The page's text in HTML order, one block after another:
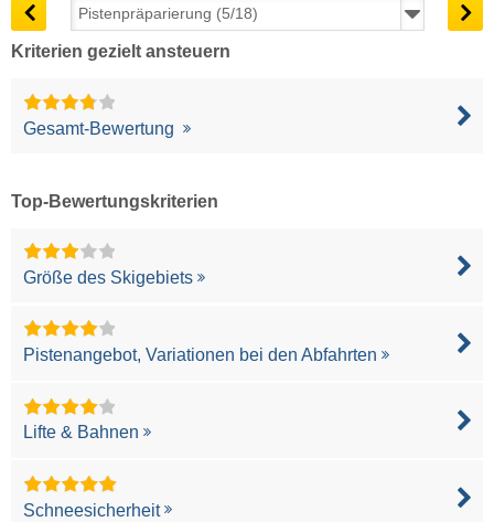
Kriterien gezielt ansteuern
Gesamt-Bewertung
Top-Bewertungskriterien
Größe des Skigebiets
Pistenangebot, Variationen bei den Abfahrten
Lifte & Bahnen
Schneesicherheit